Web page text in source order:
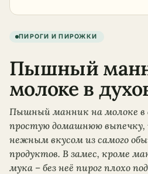
ПИРОГИ И ПИРОЖКИ
Пышный
молоке в
Пышный манник на молоке в
простую домашнюю выпечку,
нежным вкусом из самого
продуктов. В замес, кроме
мука – без неё пирог плохо